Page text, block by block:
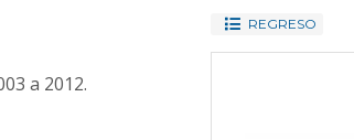
REGRESO
a 2012.